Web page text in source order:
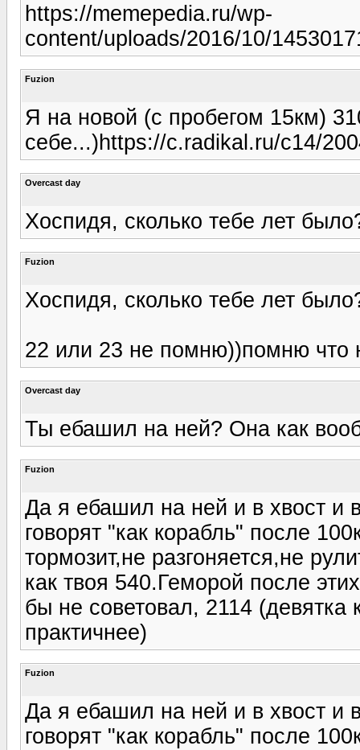
https://memepedia.ru/wp-
content/uploads/2016/10/
Fuzion
Я на новой (c пробегом 15км)
себе...)https://c.radikal.ru/c14/
Overcast day
Хоспидя, сколько тебе лет
Fuzion
Хоспидя, сколько тебе лет
22 или 23 не помню))помню что
Overcast day
Ты ебашил на ней? Она как
Fuzion
Да я ебашил на ней и в хвост и
говорят "как корабль" после
тормозит,не разгоняется,не
как твоя 540.Геморой после
бы не советовал, 2114 (девятка
практичнее)
Fuzion
Да я ебашил на ней и в хвост и
говорят "как корабль" после